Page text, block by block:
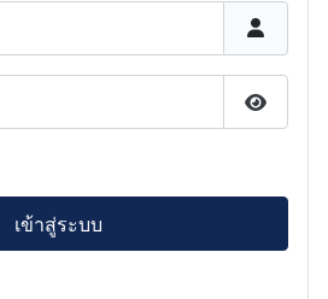
แสดงร
เข้าสู่ระบบ